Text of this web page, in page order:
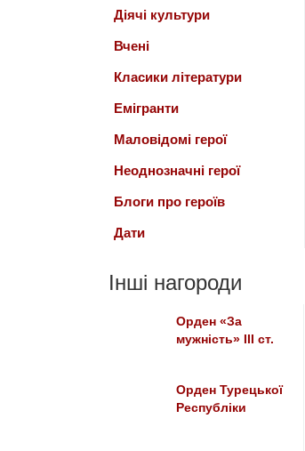
Діячі культури
Вчені
Класики літератури
Емігранти
Маловідомі герої
Неоднозначні герої
Блоги про героїв
Дати
Інші нагороди
Орден «За
мужність» III ст.
Орден Турецької
Республіки